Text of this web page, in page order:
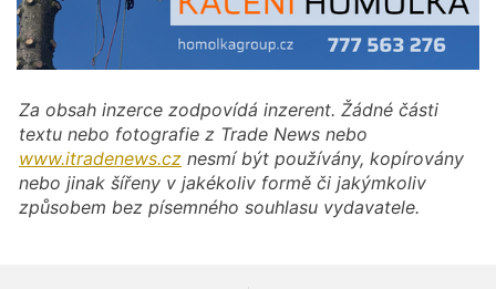
Za obsah inzerce zodpovídá inzerent. Žádné části
textu nebo fotografie z Trade News nebo
www.itradenews.cz nesmí být používány, kopírovány
nebo jinak šířeny v jakékoliv formě či jakýmkoliv
způsobem bez písemného souhlasu vydavatele.